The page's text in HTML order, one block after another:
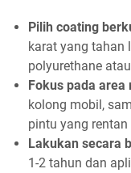
Pilih coating
karat yang tahan
polyurethane
Fokus pada area
kolong mobil,
pintu yang
Lakukan secara
1-2 tahun dan